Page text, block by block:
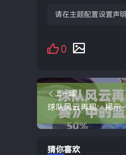
请在主题配置设置声明
0
上一篇
猜你喜欢